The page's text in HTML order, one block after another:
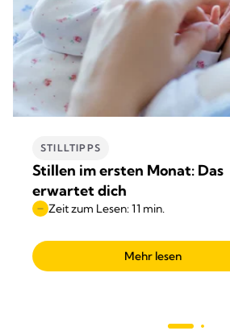
STILLTIPPS
Stillen im ersten Monat: Das
erwartet dich
Zeit zum Lesen: 11 min.
Mehr lesen